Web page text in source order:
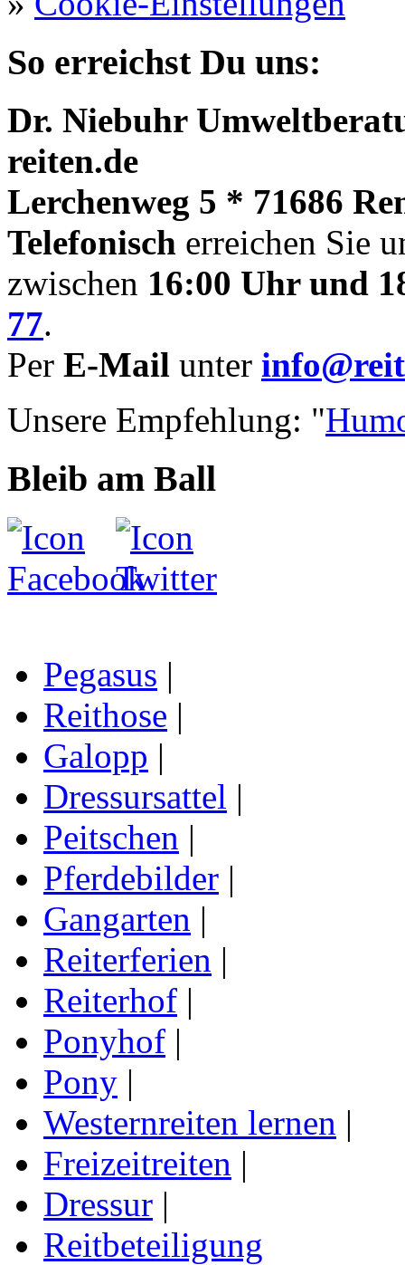
So erreichst Du uns:
Dr. Niebuhr
reiten.de
Lerchenweg 5 * 71686
Telefonisch erreichen Sie
zwischen 16:00 Uhr und
77.
Per E-Mail unter
Unsere Empfehlung: "
Bleib am Ball
Pegasus |
Reithose |
Galopp |
Dressursattel |
Peitschen |
Pferdebilder |
Gangarten |
Reiterferien |
Reiterhof |
Ponyhof |
Pony |
Westernreiten lernen |
Freizeitreiten |
Dressur |
Reitbeteiligung